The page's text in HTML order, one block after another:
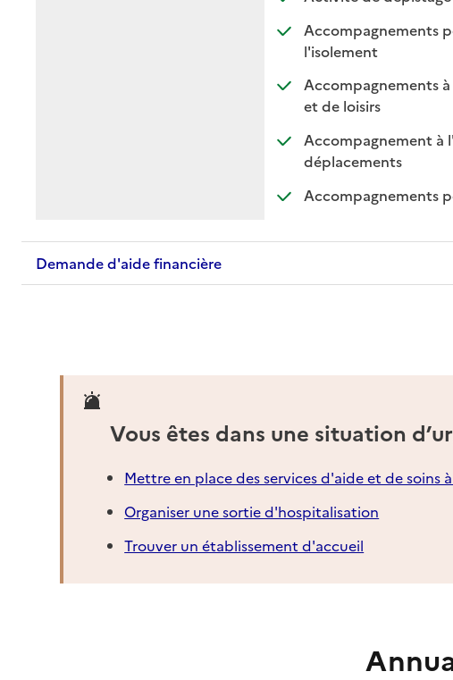
Accompagnements
l'isolement: disponible
: non disponible
Accompagnements
et de loisirs: disponible
: non
Accompagnement à
déplacements: disponible
: non
Accompagnements
Demande d'aide financière
Vous êtes dans une situation
Mettre en place des services d'aide et de soins
Organiser une sortie d'hospitalisation
Trouver un établissement d'accueil